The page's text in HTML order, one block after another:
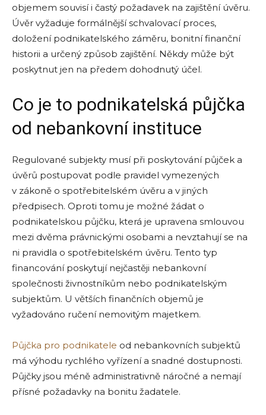
objemem souvisí i častý požadavek na zajištění úvěru.
Úvěr vyžaduje formálnější schvalovací proces,
doložení podnikatelského záměru, bonitní finanční
historii a určený způsob zajištění. Někdy může být
poskytnut jen na předem dohodnutý účel.
Co je to podnikatelská půjčka
od nebankovní instituce
Regulované subjekty musí při poskytování půjček a
úvěrů postupovat podle pravidel vymezených
v zákoně o spotřebitelském úvěru a v jiných
předpisech. Oproti tomu je možné žádat o
podnikatelskou půjčku, která je upravena smlouvou
mezi dvěma právnickými osobami a nevztahují se na
ni pravidla o spotřebitelském úvěru. Tento typ
financování poskytují nejčastěji nebankovní
společnosti živnostníkům nebo podnikatelským
subjektům. U větších finančních objemů je
vyžadováno ručení nemovitým majetkem.
Půjčka pro podnikatele od nebankovních subjektů
má výhodu rychlého vyřízení a snadné dostupnosti.
Půjčky jsou méně administrativně náročné a nemají
přísné požadavky na bonitu žadatele.